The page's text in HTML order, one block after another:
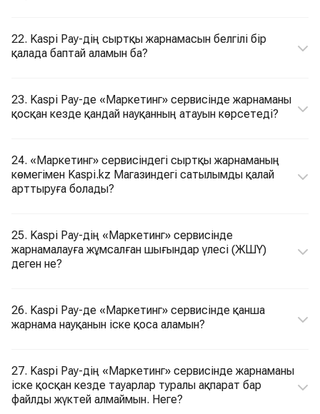
22. Kaspi Pay-дің сыртқы жарнамасын белгілі бір
қалада баптай аламын ба?
23. Kaspi Pay-де «Маркетинг» сервисінде жарнаманы
қосқан кезде қандай науқанның атауын көрсетеді?
24. «Маркетинг» сервисіндегі сыртқы жарнаманың
көмегімен Kaspi.kz Магазиндегі сатылымды қалай
арттыруға болады?
25. Kaspi Pay-дің «Маркетинг» сервисінде
жарнамалауға жұмсалған шығындар үлесі (ЖШҮ)
деген не?
26. Kaspi Pay-де «Маркетинг» сервисінде қанша
жарнама науқанын іске қоса аламын?
27. Kaspi Pay-дің «Маркетинг» сервисінде жарнаманы
іске қосқан кезде тауарлар туралы ақпарат бар
файлды жүктей алмаймын. Неге?